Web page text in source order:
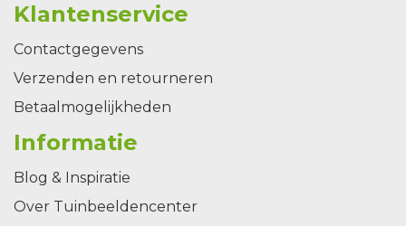
Klantenservice
Contactgegevens
Verzenden en retourneren
Betaalmogelijkheden
Informatie
Blog & Inspiratie
Over Tuinbeeldencenter